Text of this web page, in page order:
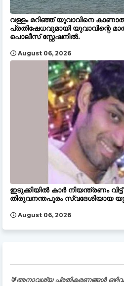
വള്ളം മറിഞ്ഞ് യുവാവിനെ
പ്രതിഷേധവുമായി യുവാവിന്റെ
പൊലീസ് സ്റ്റേഷനിൽ.
August 06, 2026
ഇടുക്കിയിൽ കാർ നിയന്ത്രണം
തിരുവനന്തപുരം സ്വദേശിയായ
August 06, 2026
🔰അനാവശ്യ പ്രതികരണങ്ങൾ